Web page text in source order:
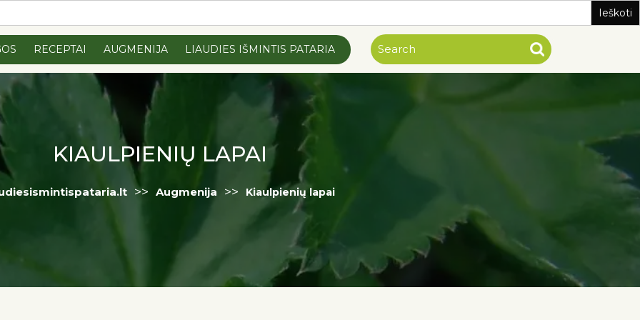
RECEPTAI AUGMENIJA LIAUDIES IŠMINTIS PATARIA
KIAULPIENIŲ LAPAI
>> Augmenija >> Kiaulpienių lapai